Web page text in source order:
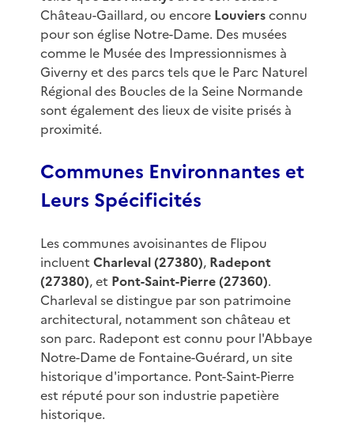
Château-Gaillard, ou encore Louviersconnu
pour son église Notre-Dame. Des musées
comme le Musée des Impressionnismes à
Giverny et des parcs tels que le Parc Naturel
Régional des Boucles de la Seine Normande
sont également des lieux de visite prisés à
proximité.
Communes Environnantes et
Leurs Spécificités
Les communes avoisinantes de Flipou
incluent Charleval (27380), Radepont
(27380), et Pont-Saint-Pierre (27360).
Charleval se distingue par son patrimoine
architectural, notamment son château et
son parc. Radepont est connu pour l'Abbaye
Notre-Dame de Fontaine-Guérard, un site
historique d'importance. Pont-Saint-Pierre
est réputé pour son industrie papetière
historique.